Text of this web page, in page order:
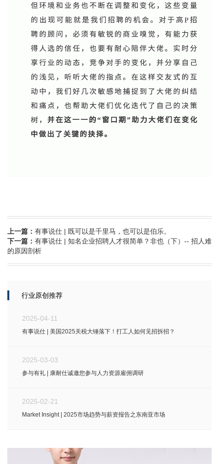
上一篇： 有事说仕 | 既可以是千里马，也可以是伯乐。
下一篇： 有事说仕 | 知名企业招聘人才很简单？非也（下）-- 招人难
的原因剖析
行业原创推荐
2025-04-11
有事说仕 | 美国2025关税大锤落下！打工人如何见招拆招？
2025-03-03
参与有礼 | 康耐仕诚邀您参与人力资源雇佣调研
2025-02-21
Market Insight | 2025市场趋势与薪资报告之东南亚市场